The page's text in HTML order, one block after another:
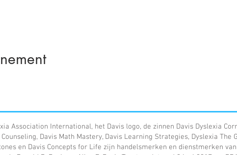
Association International, het Davis logo, de zinnen Davis Dyslexia
Davis Math Mastery, Davis Learning Strategies, Dyslexia The
en Davis Concepts for Life zijn handelsmerken en dienstmerken van